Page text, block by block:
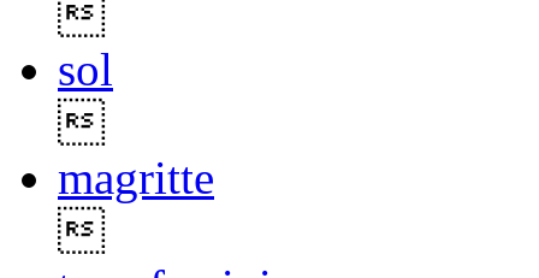
sol
magritte